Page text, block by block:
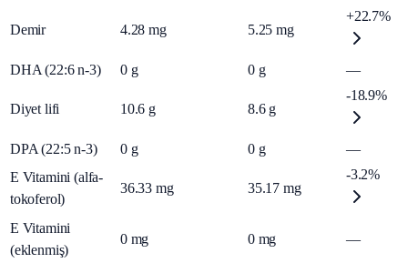
Demir 4.28 mg 5.25 mg
+22.7%
DHA (22:6 n-3) 0 g 0 g —
Diyet lifi 10.6 g 8.6 g
-18.9%
DPA (22:5 n-3) 0 g 0 g
—
E Vitamini (alfa-
tokoferol)
36.33 mg 35.17 mg
-3.2%
E Vitamini
(eklenmiş)
0 mg 0 mg —